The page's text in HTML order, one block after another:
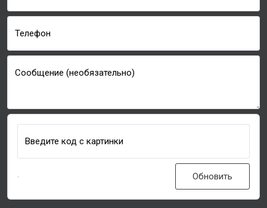
Телефон
Сообщение (необязательно)
Введите код с картинки
Обновить